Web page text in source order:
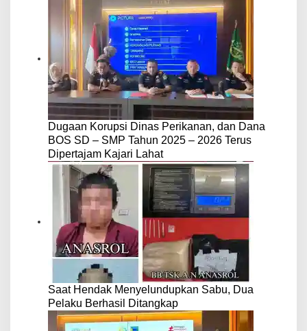
Dugaan Korupsi Dinas Perikanan, dan Dana
BOS SD – SMP Tahun 2025 – 2026 Terus
Dipertajam Kajari Lahat
Saat Hendak Menyelundupkan Sabu, Dua
Pelaku Berhasil Ditangkap